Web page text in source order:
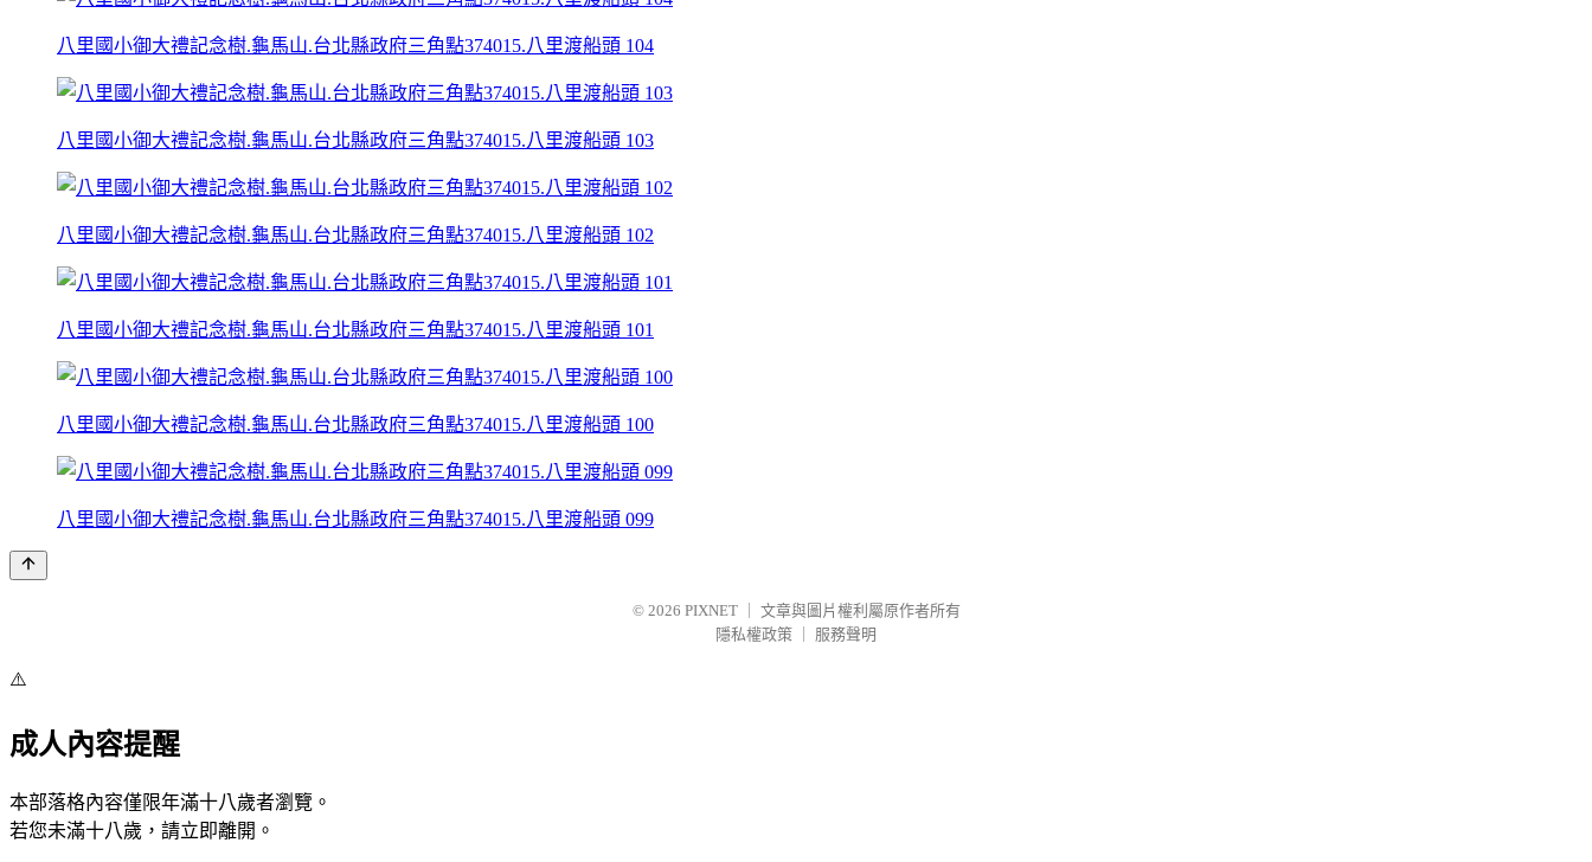
八里國小御大禮記念樹.龜馬山.台北縣政府三角點374015.八里渡船頭 104
八里國小御大禮記念樹.龜馬山.台北縣政府三角點374015.八里渡船頭 103
八里國小御大禮記念樹.龜馬山.台北縣政府三角點374015.八里渡船頭 102
八里國小御大禮記念樹.龜馬山.台北縣政府三角點374015.八里渡船頭 101
八里國小御大禮記念樹.龜馬山.台北縣政府三角點374015.八里渡船頭 100
八里國小御大禮記念樹.龜馬山.台北縣政府三角點374015.八里渡船頭 099
© 2026 PIXNET
文章與圖片權利屬原作者所有
隱私權政策
服務聲明
⚠️
成人內容提醒
本部落格內容僅限年滿十八歲者瀏覽。
若您未滿十八歲，請立即離開。